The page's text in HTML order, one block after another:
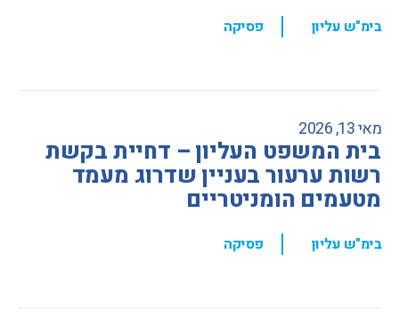
בימ"ש עליון , פסיקה
מאי 13, 2026
בית המשפט העליון – דחיית בקשת
רשות ערעור בעניין שדרוג מעמד
מטעמים הומניטריים
בימ"ש עליון , פסיקה